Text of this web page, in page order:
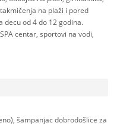
na plaži i pored
decu od 4 do 12 godina.
centar, sportovi na vodi,
šampanjac dobrodošlice za